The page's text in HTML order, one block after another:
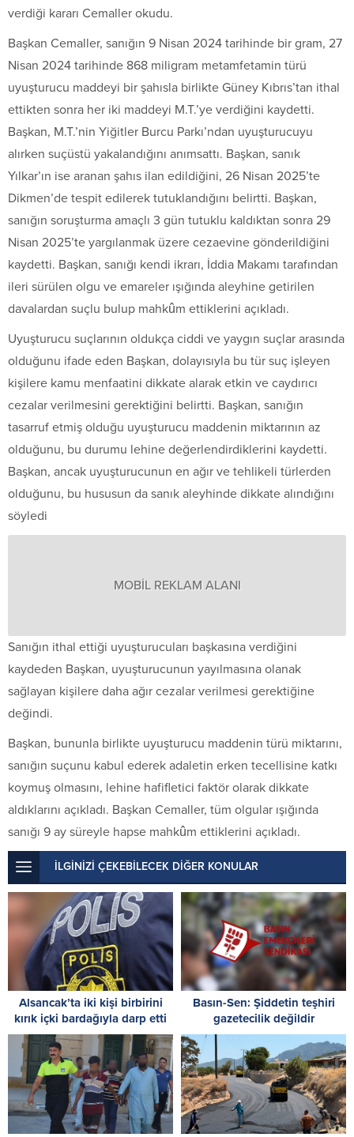
verdiği kararı Cemaller okudu.
Başkan Cemaller, sanığın 9 Nisan 2024 tarihinde bir gram, 27
Nisan 2024 tarihinde 868 miligram metamfetamin türü
uyuşturucu maddeyi bir şahısla birlikte Güney Kıbrıs’tan ithal
ettikten sonra her iki maddeyi M.T.’ye verdiğini kaydetti.
Başkan, M.T.’nin Yiğitler Burcu Parkı’ndan uyuşturucuyu
alırken suçüstü yakalandığını anımsattı. Başkan, sanık
Yılkar’ın ise aranan şahıs ilan edildiğini, 26 Nisan 2025’te
Dikmen’de tespit edilerek tutuklandığını belirtti. Başkan,
sanığın soruşturma amaçlı 3 gün tutuklu kaldıktan sonra 29
Nisan 2025’te yargılanmak üzere cezaevine gönderildiğini
kaydetti. Başkan, sanığı kendi ikrarı, İddia Makamı tarafından
ileri sürülen olgu ve emareler ışığında aleyhine getirilen
davalardan suçlu bulup mahkûm ettiklerini açıkladı.
Uyuşturucu suçlarının oldukça ciddi ve yaygın suçlar arasında
olduğunu ifade eden Başkan, dolayısıyla bu tür suç işleyen
kişilere kamu menfaatini dikkate alarak etkin ve caydırıcı
cezalar verilmesini gerektiğini belirtti. Başkan, sanığın
tasarruf etmiş olduğu uyuşturucu maddenin miktarının az
olduğunu, bu durumu lehine değerlendirdiklerini kaydetti.
Başkan, ancak uyuşturucunun en ağır ve tehlikeli türlerden
olduğunu, bu hususun da sanık aleyhinde dikkate alındığını
söyledi
MOBİL REKLAM ALANI
Sanığın ithal ettiği uyuşturucuları başkasına verdiğini
kaydeden Başkan, uyuşturucunun yayılmasına olanak
sağlayan kişilere daha ağır cezalar verilmesi gerektiğine
değindi.
Başkan, bununla birlikte uyuşturucu maddenin türü miktarını,
sanığın suçunu kabul ederek adaletin erken tecellisine katkı
koymuş olmasını, lehine hafifletici faktör olarak dikkate
aldıklarını açıkladı. Başkan Cemaller, tüm olgular ışığında
sanığı 9 ay süreyle hapse mahkûm ettiklerini açıkladı.
İLGİNİZİ ÇEKEBİLECEK DİĞER KONULAR
Alsancak’ta iki kişi birbirini
kırık içki bardağıyla darp etti
Basın-Sen: Şiddetin teşhiri
gazetecilik değildir